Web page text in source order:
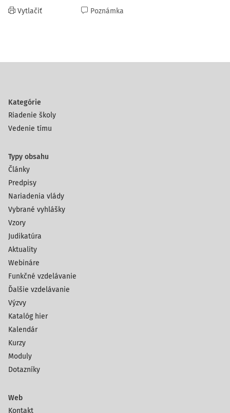
Vytlačiť Poznámka
Kategórie
Riadenie školy
Vedenie tímu
Typy obsahu
Články
Predpisy
Nariadenia vlády
Vybrané vyhlášky
Vzory
Judikatúra
Aktuality
Webináre
Funkčné vzdelávanie
Ďalšie vzdelávanie
Výzvy
Katalóg hier
Kalendár
Kurzy
Moduly
Dotazníky
Web
Kontakt